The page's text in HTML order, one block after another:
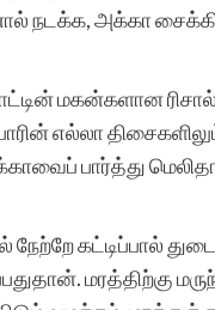
நடக்க, அக்கா
மகன்களான ரிசால்
எல்லா
பார்த்து
கட்டிப்பால்
மரத்திற்கு